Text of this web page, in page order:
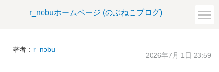
r_nobuホームページ (のぶねこブログ)
著者： r_nobu
2026年7月 1日 23:59